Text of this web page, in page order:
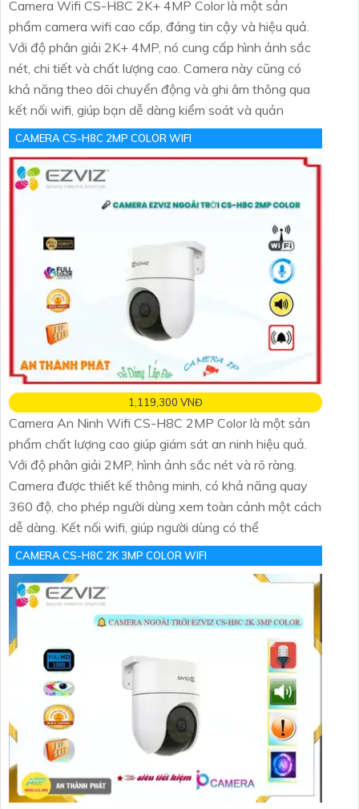
Camera Wifi CS-H8C 2K+ 4MP Color là một sản
phẩm camera wifi cao cấp, đáng tin cậy và hiệu quả.
Với độ phân giải 2K+ 4MP, nó cung cấp hình ảnh sắc
nét, chi tiết và chất lượng cao. Camera này cũng có
khả năng theo dõi chuyển động và ghi âm thông qua
kết nối wifi, giúp bạn dễ dàng kiểm soát và quản
CAMERA CS-H8C 2MP COLOR WIFI
1,119,300 VNĐ
Camera An Ninh Wifi CS-H8C 2MP Color là một sản
phẩm chất lượng cao giúp giám sát an ninh hiệu quả.
Với độ phân giải 2MP, hình ảnh sắc nét và rõ ràng.
Camera được thiết kế thông minh, có khả năng quay
360 độ, cho phép người dùng xem toàn cảnh một cách
dễ dàng. Kết nối wifi, giúp người dùng có thể
CAMERA CS-H8C 2K 3MP COLOR WIFI